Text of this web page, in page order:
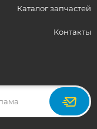
Каталог запчастей
Контакты